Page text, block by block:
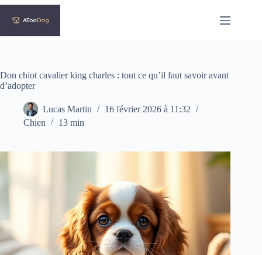
Passer
contenu
Don chiot cavalier king charles : tout ce qu’il faut savoir avant
d’adopter
Lucas Martin
16 février 2026 à 11:32
Chien
13 min